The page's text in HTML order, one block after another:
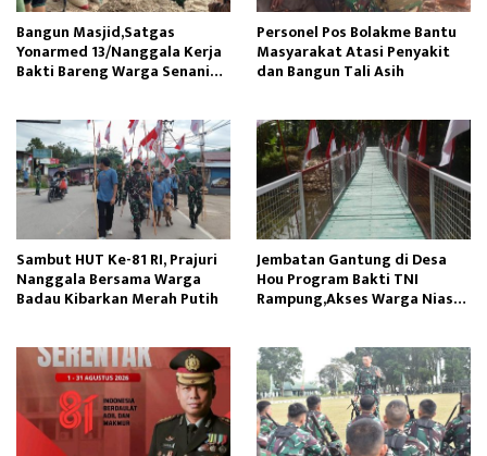
Bangun Masjid,Satgas
Yonarmed 13/Nanggala Kerja
Bakti Bareng Warga Senaning
Personel Pos Bolakme Bantu
Masyarakat Atasi Penyakit
dan Bangun Tali Asih
Sambut HUT Ke-81 RI, Prajuri
Nanggala Bersama Warga
Badau Kibarkan Merah Putih
Jembatan Gantung di Desa
Hou Program Bakti TNI
Rampung,Akses Warga Nias